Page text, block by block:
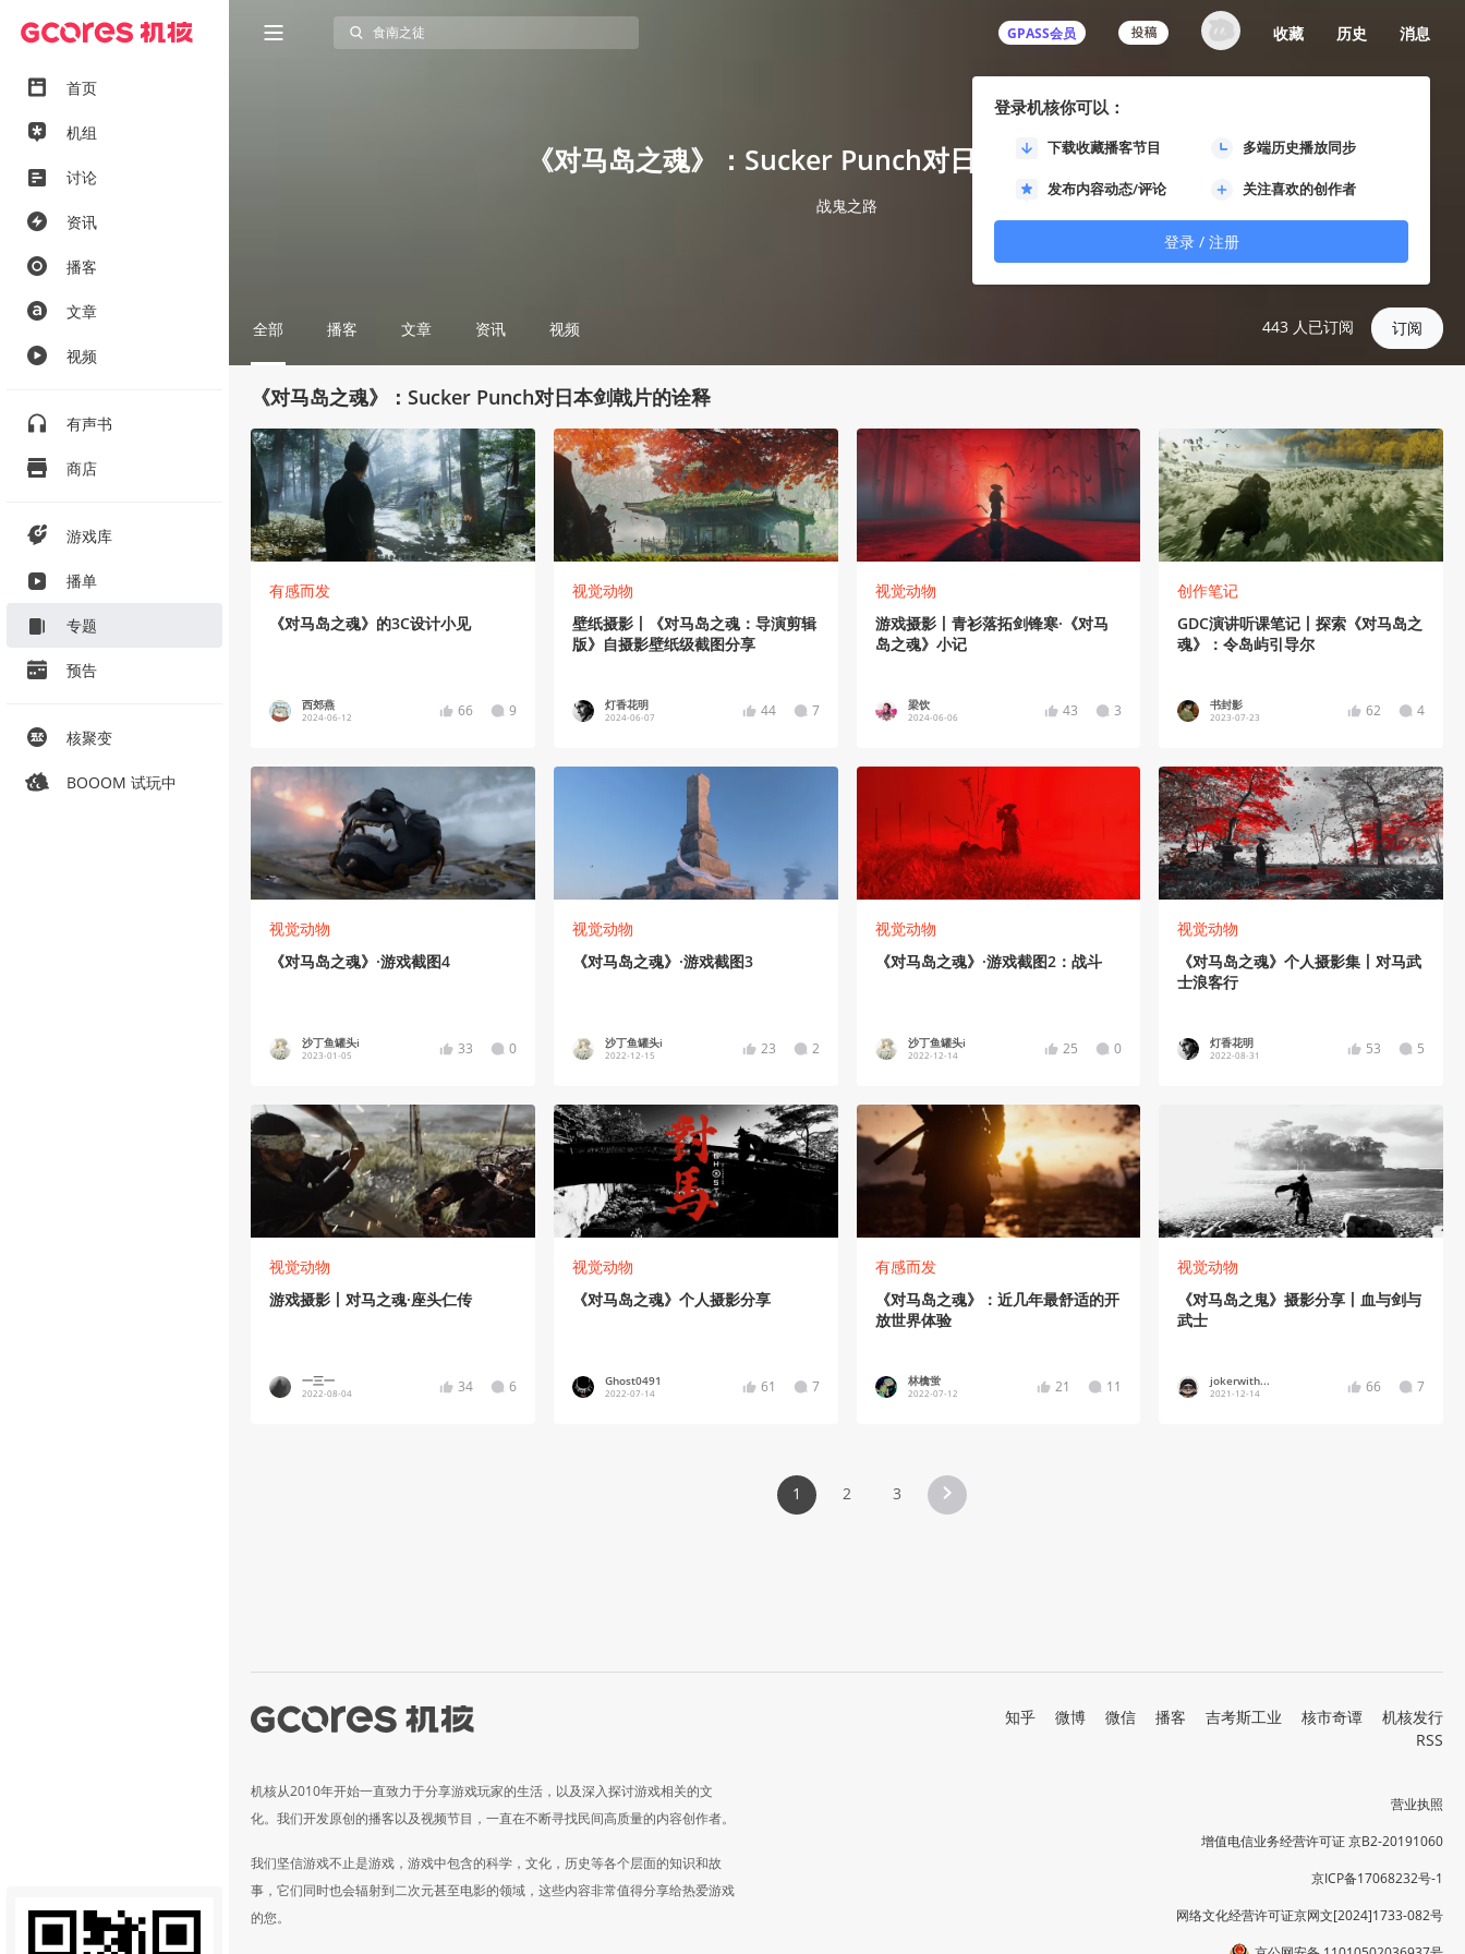
首页
机组
讨论
资讯
播客
文章
视频
有声书
商店
游戏库
播单
专题
预告
核聚变
BOOOM 试玩中
GPASS会员
登录机核你可以：
下载收藏播客节目 多端历史播放同步
发布内容动态/评论 关注喜欢的创作者
登录 / 注册
收藏 历史 消息
《对马岛之魂》：Sucker Punch对日本剑戟片的诠释
战鬼之路
443 人已订阅 订阅
全部 播客 文章 资讯 视频
《对马岛之魂》：Sucker Punch对日本剑戟片的诠释
有感而发
《对马岛之魂》的3C设计小见
西郊燕
2024-06-12 66 9
视觉动物
壁纸摄影丨《对马岛之魂：导演剪辑
版》自摄影壁纸级截图分享
灯香花明
2024-06-07 44 7
视觉动物
游戏摄影丨青衫落拓剑锋寒·《对马
岛之魂》小记
梁饮
2024-06-06 43 3
创作笔记
GDC演讲听课笔记丨探索《对马岛之
魂》：令岛屿引导尔
书封影
2023-07-23 62 4
视觉动物
《对马岛之魂》·游戏截图4
沙丁鱼罐头i
2023-01-05 33 0
视觉动物
《对马岛之魂》·游戏截图3
沙丁鱼罐头i
2022-12-15 23 2
视觉动物
《对马岛之魂》·游戏截图2：战斗
沙丁鱼罐头i
2022-12-14 25 0
视觉动物
《对马岛之魂》个人摄影集丨对马武
士浪客行
灯香花明
2022-08-31 53 5
视觉动物
游戏摄影丨对马之魂·座头仁传
一三一
2022-08-04 34 6
视觉动物
《对马岛之魂》个人摄影分享
Ghost0491
2022-07-14 61 7
有感而发
《对马岛之魂》：近几年最舒适的开
放世界体验
林檎蛍
2022-07-12 21 11
视觉动物
《对马岛之鬼》摄影分享丨血与剑与
武士
jokerwith...
2021-12-14 66 7
1 2 3
机核从2010年开始一直致力于分享游戏玩家的生活，以及深入探讨游戏相关的文
化。我们开发原创的播客以及视频节目，一直在不断寻找民间高质量的内容创作者。
我们坚信游戏不止是游戏，游戏中包含的科学，文化，历史等各个层面的知识和故
事，它们同时也会辐射到二次元甚至电影的领域，这些内容非常值得分享给热爱游戏
的您。
知乎 微博 微信 播客 吉考斯工业 核市奇谭
机核发行
RSS
营业执照
增值电信业务经营许可证 京B2-20191060
京ICP备17068232号-1
网络文化经营许可证京网文[2024]1733-082号